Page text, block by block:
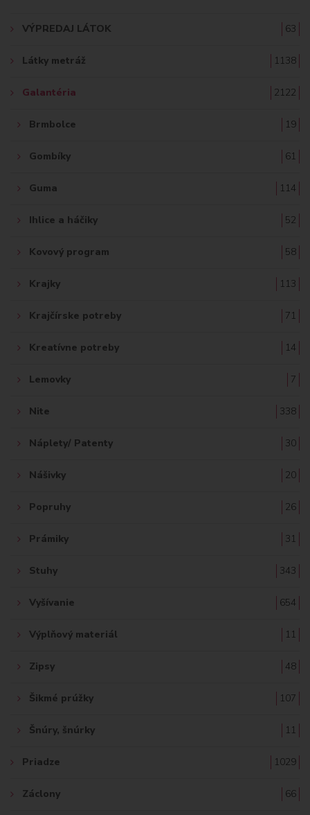
VÝPREDAJ LÁTOK 63
Látky metráž 1138
Galantéria 2122
Brmbolce 19
Gombíky 61
Guma 114
Ihlice a háčiky 52
Kovový program 58
Krajky 113
Krajčírske potreby 71
Kreatívne potreby 14
Lemovky 7
Nite 338
Náplety/ Patenty 30
Nášivky 20
Popruhy 26
Prámiky 31
Stuhy 343
Vyšívanie 654
Výplňový materiál 11
Zipsy 48
Šikmé prúžky 107
Šnúry, šnúrky 11
Priadze 1029
Záclony 66